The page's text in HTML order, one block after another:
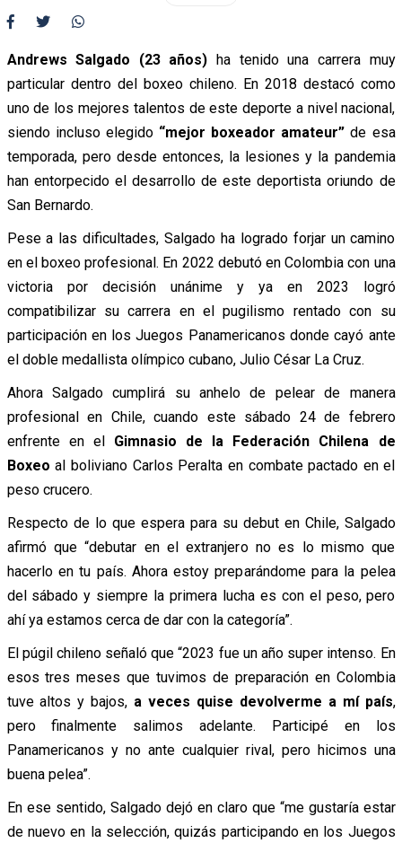
Andrews Salgado (23 años) ha tenido una carrera muy
particular dentro del boxeo chileno. En 2018 destacó como
uno de los mejores talentos de este deporte a nivel nacional,
siendo incluso elegido “mejor boxeador amateur” de esa
temporada, pero desde entonces, la lesiones y la pandemia
han entorpecido el desarrollo de este deportista oriundo de
San Bernardo.
Pese a las dificultades, Salgado ha logrado forjar un camino
en el boxeo profesional. En 2022 debutó en Colombia con una
victoria por decisión unánime y ya en 2023 logró
compatibilizar su carrera en el pugilismo rentado con su
participación en los Juegos Panamericanos donde cayó ante
el doble medallista olímpico cubano, Julio César La Cruz.
Ahora Salgado cumplirá su anhelo de pelear de manera
profesional en Chile, cuando este sábado 24 de febrero
enfrente en el Gimnasio de la Federación Chilena de
Boxeo al boliviano Carlos Peralta en combate pactado en el
peso crucero.
Respecto de lo que espera para su debut en Chile, Salgado
afirmó que “debutar en el extranjero no es lo mismo que
hacerlo en tu país. Ahora estoy preparándome para la pelea
del sábado y siempre la primera lucha es con el peso, pero
ahí ya estamos cerca de dar con la categoría”.
El púgil chileno señaló que “2023 fue un año super intenso. En
esos tres meses que tuvimos de preparación en Colombia
tuve altos y bajos, a veces quise devolverme a mí país,
pero finalmente salimos adelante. Participé en los
Panamericanos y no ante cualquier rival, pero hicimos una
buena pelea”.
En ese sentido, Salgado dejó en claro que “me gustaría estar
de nuevo en la selección, quizás participando en los Juegos